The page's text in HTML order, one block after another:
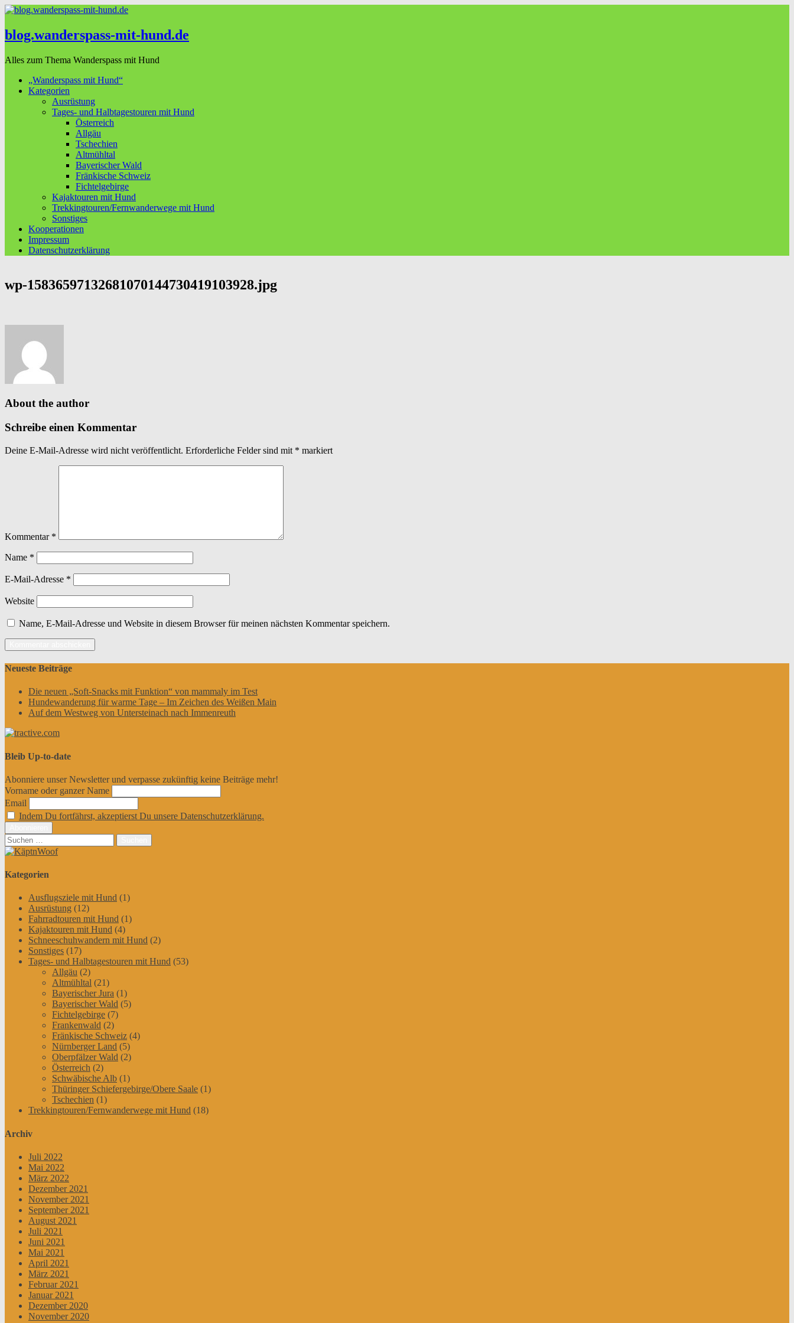
blog.wanderspass-mit-hund.de
Alles zum Thema Wanderspass mit Hund
„Wanderspass mit Hund“
Kategorien
Ausrüstung
Tages- und Halbtagestouren mit Hund
Österreich
Allgäu
Tschechien
Altmühltal
Bayerischer Wald
Fränkische Schweiz
Fichtelgebirge
Kajaktouren mit Hund
Trekkingtouren/Fernwanderwege mit Hund
Sonstiges
Kooperationen
Impressum
Datenschutzerklärung
wp-15836597132681070144730419103928.jpg
About the author
Schreibe einen Kommentar
Deine E-Mail-Adresse wird nicht veröffentlicht. Erforderliche Felder sind mit * markiert
Kommentar *
Name *
E-Mail-Adresse *
Website
Name, E-Mail-Adresse und Website in diesem Browser für meinen nächsten Kommentar speichern.
Neueste Beiträge
Die neuen „Soft-Snacks mit Funktion“ von mammaly im Test
Hundewanderung für warme Tage – Im Zeichen des Weißen Main
Auf dem Westweg von Untersteinach nach Immenreuth
Bleib Up-to-date
Abonniere unser Newsletter und verpasse zukünftig keine Beiträge mehr!
Vorname oder ganzer Name
Email
Indem Du fortfährst, akzeptierst Du unsere Datenschutzerklärung.
Suchen
nach:
Kategorien
Ausflugsziele mit Hund (1)
Ausrüstung (12)
Fahrradtouren mit Hund (1)
Kajaktouren mit Hund (4)
Schneeschuhwandern mit Hund (2)
Sonstiges (17)
Tages- und Halbtagestouren mit Hund (53)
Allgäu (2)
Altmühltal (21)
Bayerischer Jura (1)
Bayerischer Wald (5)
Fichtelgebirge (7)
Frankenwald (2)
Fränkische Schweiz (4)
Nürnberger Land (5)
Oberpfälzer Wald (2)
Österreich (2)
Schwäbische Alb (1)
Thüringer Schiefergebirge/Obere Saale (1)
Tschechien (1)
Trekkingtouren/Fernwanderwege mit Hund (18)
Archiv
Juli 2022
Mai 2022
März 2022
Dezember 2021
November 2021
September 2021
August 2021
Juli 2021
Juni 2021
Mai 2021
April 2021
März 2021
Februar 2021
Januar 2021
Dezember 2020
November 2020